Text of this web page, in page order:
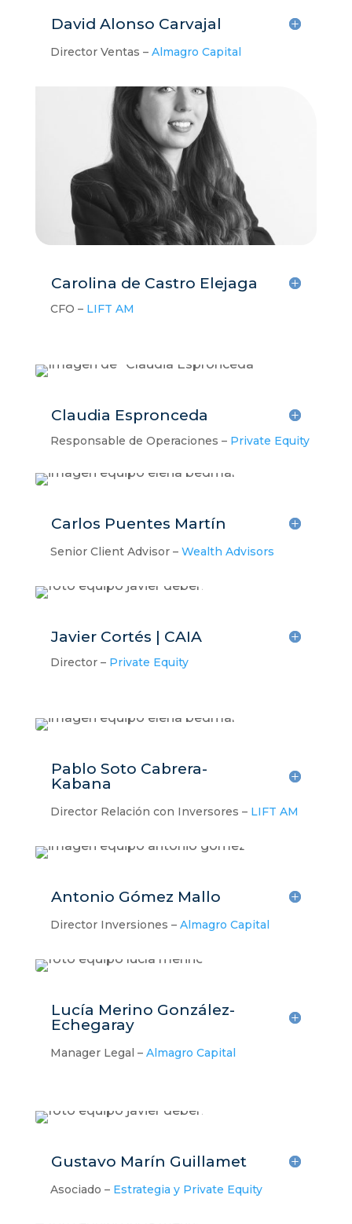
David Alonso Carvajal
Director Ventas – Almagro Capital
Carolina de Castro Elejaga
CFO – LIFT AM
Claudia Espronceda
Responsable de Operaciones – Private Equity
Carlos Puentes Martín
Senior Client Advisor – Wealth Advisors
Javier Cortés | CAIA
Director – Private Equity
Pablo Soto Cabrera-
Kabana
Director Relación con Inversores – LIFT AM
Antonio Gómez Mallo
Director Inversiones – Almagro Capital
Lucía Merino González-
Echegaray
Manager Legal – Almagro Capital
Gustavo Marín Guillamet
Asociado – Estrategia y Private Equity